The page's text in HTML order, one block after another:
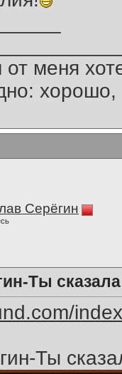
от меня
Серёгин
Ты
Ты